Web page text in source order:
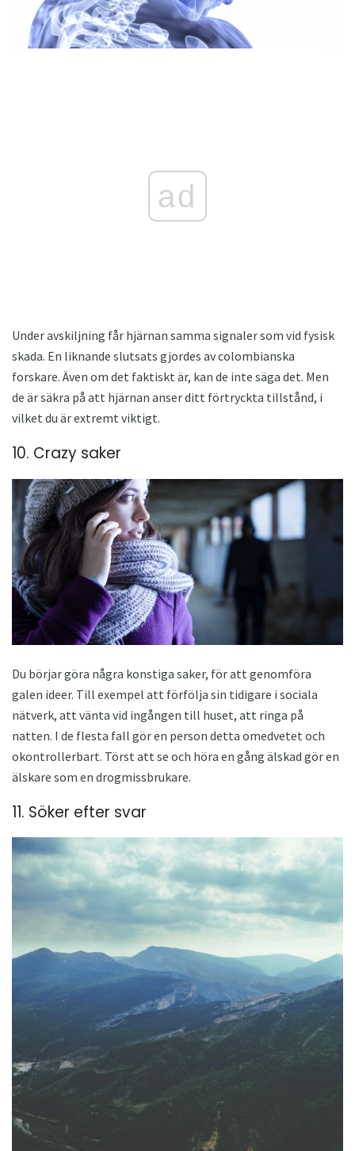
ad
Under avskiljning får hjärnan samma signaler som vid fysisk
skada. En liknande slutsats gjordes av colombianska
forskare. Även om det faktiskt är, kan de inte säga det. Men
de är säkra på att hjärnan anser ditt förtryckta tillstånd, i
vilket du är extremt viktigt.
10. Crazy saker
Du börjar göra några konstiga saker, för att genomföra
galen ideer. Till exempel att förfölja sin tidigare i sociala
nätverk, att vänta vid ingången till huset, att ringa på
natten. I de flesta fall gör en person detta omedvetet och
okontrollerbart. Törst att se och höra en gång älskad gör en
älskare som en drogmissbrukare.
11. Söker efter svar